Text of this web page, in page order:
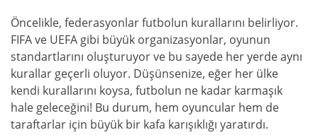
Öncelikle, federasyonlar futbolun kurallarını belirliyor.
FIFA ve UEFA gibi büyük organizasyonlar, oyunun
standartlarını oluşturuyor ve bu sayede her yerde aynı
kurallar geçerli oluyor. Düşünsenize, eğer her ülke
kendi kurallarını koysa, futbolun ne kadar karmaşık
hale geleceğini! Bu durum, hem oyuncular hem de
taraftarlar için büyük bir kafa karışıklığı yaratırdı.